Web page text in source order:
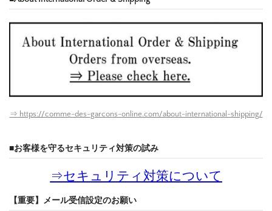
⇒ https://comme-des-garcons-online.com/about-international-shipping/
■お客様を守るセキュリティ対策の試み
⇒セキュリティ対策について
【重要】メール受信設定のお願い